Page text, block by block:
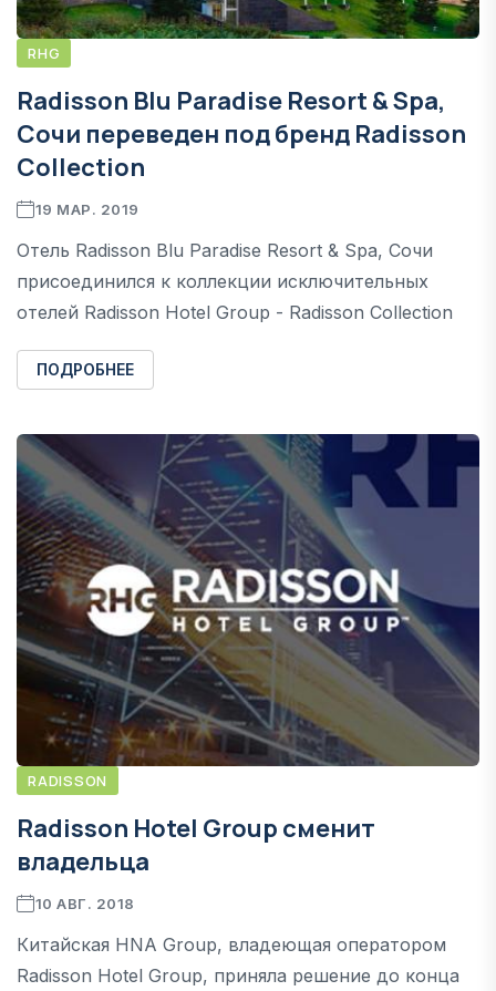
RHG
Radisson Blu Paradise Resort & Spa,
Сочи переведен под бренд Radisson
Collection
19 МАР. 2019
Отель Radisson Blu Paradise Resort & Spa, Сочи
присоединился к коллекции исключительных
отелей Radisson Hotel Group - Radisson Collection
ПОДРОБНЕЕ
RADISSON
Radisson Hotel Group сменит
владельца
10 АВГ. 2018
Китайская HNA Group, владеющая оператором
Radisson Hotel Group, приняла решение до конца